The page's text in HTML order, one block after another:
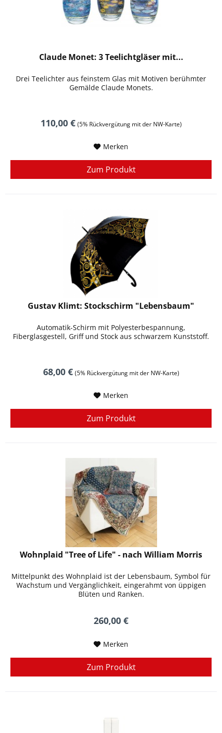
Claude Monet: 3 Teelichtgläser mit...
Drei Teelichter aus feinstem Glas mit Motiven berühmter
Gemälde Claude Monets.
110,00 € (5% Rückvergütung mit der NW-Karte)
Merken
Zum Produkt
Gustav Klimt: Stockschirm "Lebensbaum"
Automatik-Schirm mit Polyesterbespannung,
Fiberglasgestell, Griff und Stock aus schwarzem Kunststoff.
68,00 € (5% Rückvergütung mit der NW-Karte)
Merken
Zum Produkt
Wohnplaid "Tree of Life" - nach William Morris
Mittelpunkt des Wohnplaid ist der Lebensbaum, Symbol für
Wachstum und Vergänglichkeit, eingerahmt von üppigen
Blüten und Ranken.
260,00 €
Merken
Zum Produkt